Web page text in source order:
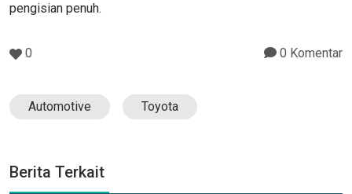
pengisian penuh.
0 0 Komentar
Automotive Toyota
Berita Terkait